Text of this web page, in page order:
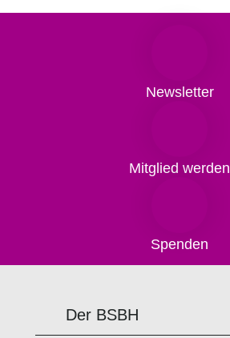
Newsletter
Mitglied werden
Spenden
Der BSBH